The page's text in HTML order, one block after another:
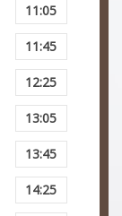
11:05
11:45
12:25
13:05
13:45
14:25